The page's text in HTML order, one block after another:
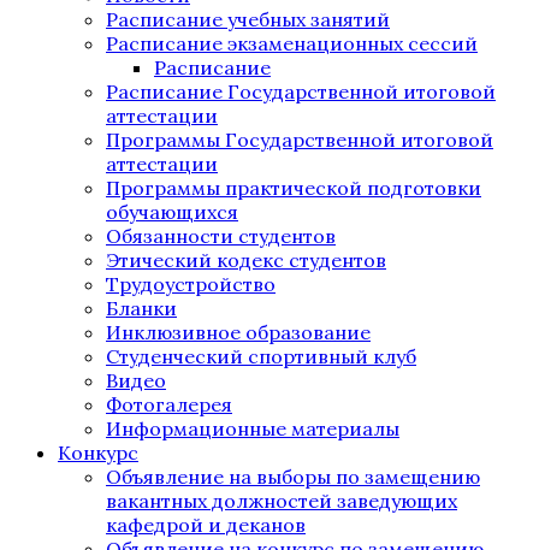
Расписание учебных занятий
Расписание экзаменационных сессий
Расписание
Расписание Государственной итоговой
аттестации
Программы Государственной итоговой
аттестации
Программы практической подготовки
обучающихся
Обязанности студентов
Этический кодекс студентов
Трудоустройство
Бланки
Инклюзивное образование
Студенческий спортивный клуб
Видео
Фотогалерея
Информационные материалы
Конкурс
Объявление на выборы по замещению
вакантных должностей заведующих
кафедрой и деканов